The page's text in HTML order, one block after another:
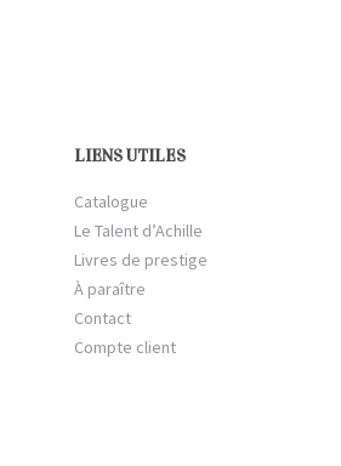
LIENS UTILES
Catalogue
Le Talent d’Achille
Livres de prestige
À paraître
Contact
Compte client